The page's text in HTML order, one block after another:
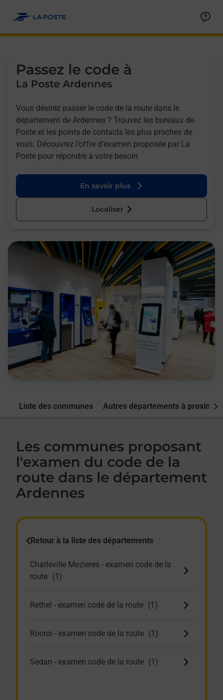
Passez le code à
La Poste Ardennes
Vous désirez passer le code de la route dans le
département de Ardennes ? Trouvez les bureaux de
Poste et les points de contacts les plus proches de
vous. Découvrez l’offre d’examen proposée par La
Poste pour répondre à votre besoin
En savoir plus
Localiser
Liste des communes Autres départements à proximité
Les communes proposant
l'examen du code de la
route dans le département
Ardennes
Retour à la liste des départements
Charleville Mezieres - examen code de la
route
Rethel - examen code de la route
Rocroi - examen code de la route
Sedan - examen code de la route